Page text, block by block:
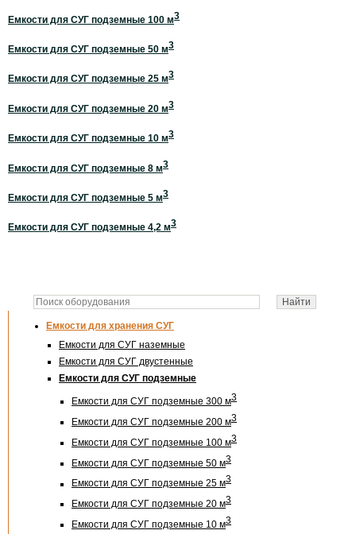
Емкости для хранения СУГ
Емкости для СУГ наземные
Емкости для СУГ двустенные
Емкости для СУГ подземные
Емкости для СУГ подземные 300 м3
Емкости для СУГ подземные 200 м3
Емкости для СУГ подземные 100 м3
Емкости для СУГ подземные 50 м3
Емкости для СУГ подземные 25 м3
Емкости для СУГ подземные 20 м3
Емкости для СУГ подземные 10 м3
Емкости для СУГ подземные 100 м3
Емкости для СУГ подземные 50 м3
Емкости для СУГ подземные 25 м3
Емкости для СУГ подземные 20 м3
Емкости для СУГ подземные 10 м3
Емкости для СУГ подземные 8 м3
Емкости для СУГ подземные 5 м3
Емкости для СУГ подземные 4,2 м3